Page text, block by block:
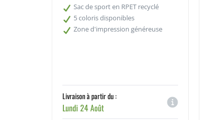
Sac de sport en RPET recyclé
5 coloris disponibles
Zone d'impression généreuse
Livraison à partir du :
Lundi 24 Août